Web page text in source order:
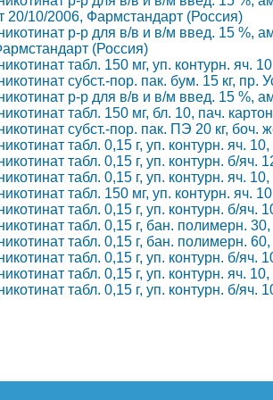
20/10/2006, Фармстандарт (Россия)
р-р для в/в и в/м введ. 15 %,
(Россия)
табл. 150 мг, уп. контурн.
субст.-пор. пак. бум. 15 кг,
р-р для в/в и в/м введ. 15
табл. 150 мг, бл. 10, пач.
субст.-пор. пак. ПЭ 20 кг,
табл. 0,15 г, уп. контурн. яч.
табл. 0,15 г, уп. контурн. б/
табл. 0,15 г, уп. контурн. яч.
табл. 150 мг, уп. контурн.
табл. 0,15 г, уп. контурн. б/
табл. 0,15 г, бан. полимерн.
табл. 0,15 г, бан. полимерн.
табл. 0,15 г, уп. контурн. б/
табл. 0,15 г, уп. контурн. яч.
табл. 0,15 г, уп. контурн. б/